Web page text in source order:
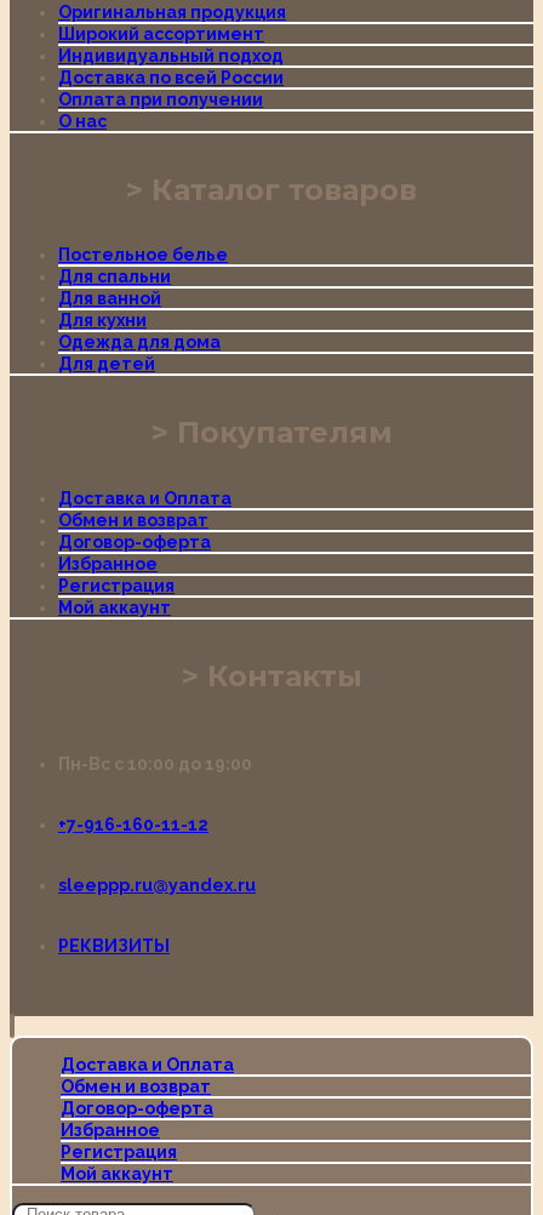
Оригинальная продукция
Широкий ассортимент
Индивидуальный подход
Доставка по всей России
Оплата при получении
О нас
Каталог товаров
Постельное белье
Для спальни
Для ванной
Для кухни
Одежда для дома
Для детей
Покупателям
Доставка и Оплата
Обмен и возврат
Договор-оферта
Избранное
Регистрация
Мой аккаунт
Контакты
Пн-Вс с 10:00 до 19:00
+7-916-160-11-12
sleeppp.ru@yandex.ru
РЕКВИЗИТЫ
Доставка и Оплата
Обмен и возврат
Договор-оферта
Избранное
Регистрация
Мой аккаунт